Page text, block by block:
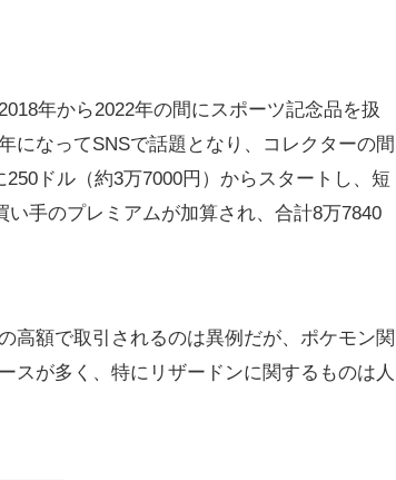
年から2022年の間にスポーツ記念品を扱
になってSNSで話題となり、コレクターの間
ドル（約3万7000円）からスタートし、短
手のプレミアムが加算され、合計8万7840
高額で取引されるのは異例だが、ポケモン関
スが多く、特にリザードンに関するものは人